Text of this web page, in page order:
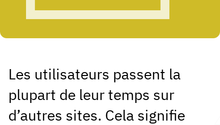
Les utilisateurs passent la
plupart de leur temps sur
d’autres sites. Cela signifie